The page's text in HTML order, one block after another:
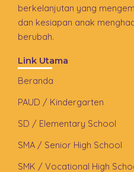
berkelanjutan yang
dan kesiapan anak
berubah.
Link Utama
Beranda
PAUD / Kindergarten
SD / Elementary School
SMA / Senior High School
SMK / Vocational High